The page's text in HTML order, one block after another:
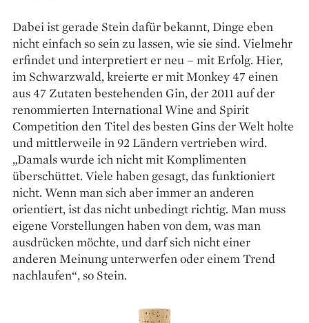
Dabei ist gerade Stein dafür bekannt, Dinge eben
nicht einfach so sein zu lassen, wie sie sind. Vielmehr
erfindet und interpretiert er neu – mit Erfolg. Hier,
im Schwarzwald, kreierte er mit Monkey 47 einen
aus 47 Zutaten bestehenden Gin, der 2011 auf der
renommierten International Wine and Spirit
Competition den Titel des besten Gins der Welt holte
und mittlerweile in 92 Ländern vertrieben wird.
„Damals wurde ich nicht mit Komplimenten
überschüttet. Viele haben gesagt, das funktioniert
nicht. Wenn man sich aber immer an anderen
orientiert, ist das nicht unbedingt richtig. Man muss
eigene Vorstellungen haben von dem, was man
ausdrücken möchte, und darf sich nicht einer
anderen Meinung unter­werfen oder einem Trend
nachlaufen“, so Stein.